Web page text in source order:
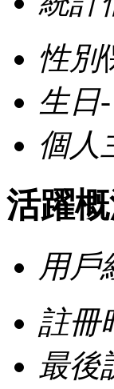
性別
生日-
個人
活躍
用戶
註冊
最後